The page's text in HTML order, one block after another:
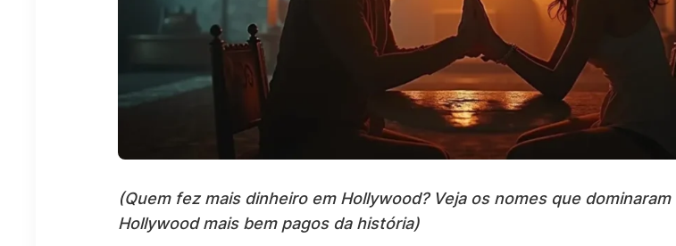
(Quem fez mais dinheiro em Hollywood? Veja os nomes que
Hollywood mais bem pagos da história)